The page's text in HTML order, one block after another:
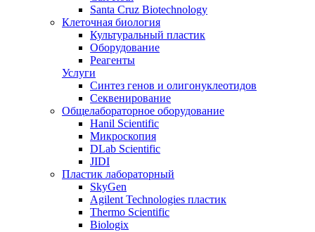
Santa Cruz Biotechnology
Клеточная биология
Культуральный пластик
Оборудование
Реагенты
Услуги
Синтез генов и олигонуклеотидов
Секвенирование
Общелабораторное оборудование
Hanil Scientific
Микроскопия
DLab Scientific
JIDI
Пластик лабораторный
SkyGen
Agilent Technologies пластик
Thermo Scientific
Biologix